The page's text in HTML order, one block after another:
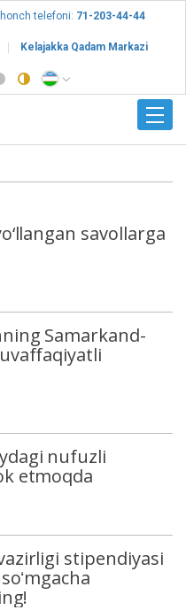
telefoni: 71-203-44-44
Kelajakka Qadam Markazi
savollarga
Samarkand-
nufuzli
etmoqda
stipendiyasi